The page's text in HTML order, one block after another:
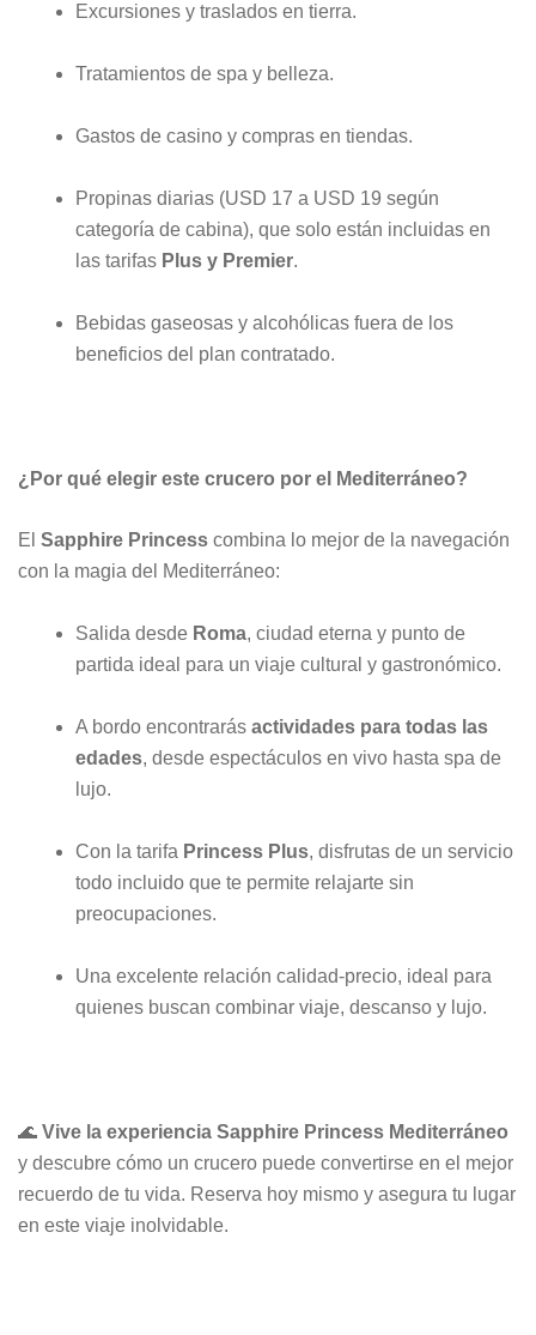
Excursiones y traslados en tierra.
Tratamientos de spa y belleza.
Gastos de casino y compras en tiendas.
Propinas diarias (USD 17 a USD 19 según
categoría de cabina), que solo están incluidas en
las tarifas Plus y Premier.
Bebidas gaseosas y alcohólicas fuera de los
beneficios del plan contratado.
¿Por qué elegir este crucero por el Mediterráneo?
El Sapphire Princess combina lo mejor de la navegación
con la magia del Mediterráneo:
Salida desde Roma, ciudad eterna y punto de
partida ideal para un viaje cultural y gastronómico.
A bordo encontrarás actividades para todas las
edades, desde espectáculos en vivo hasta spa de
lujo.
Con la tarifa Princess Plus, disfrutas de un servicio
todo incluido que te permite relajarte sin
preocupaciones.
Una excelente relación calidad-precio, ideal para
quienes buscan combinar viaje, descanso y lujo.
🌊 Vive la experiencia Sapphire Princess Mediterráneo
y descubre cómo un crucero puede convertirse en el mejor
recuerdo de tu vida. Reserva hoy mismo y asegura tu lugar
en este viaje inolvidable.